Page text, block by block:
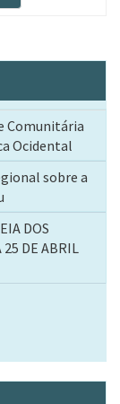
Comunitária
Ocidental
sobre a
DOS
25 DE ABRIL